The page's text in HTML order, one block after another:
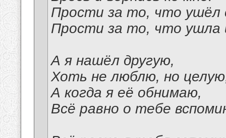
Прости за то, что ушёл
Прости за то, что
А я нашёл другую,
Хоть не люблю, но
А когда я её обнимаю,
Всё равно о тебе